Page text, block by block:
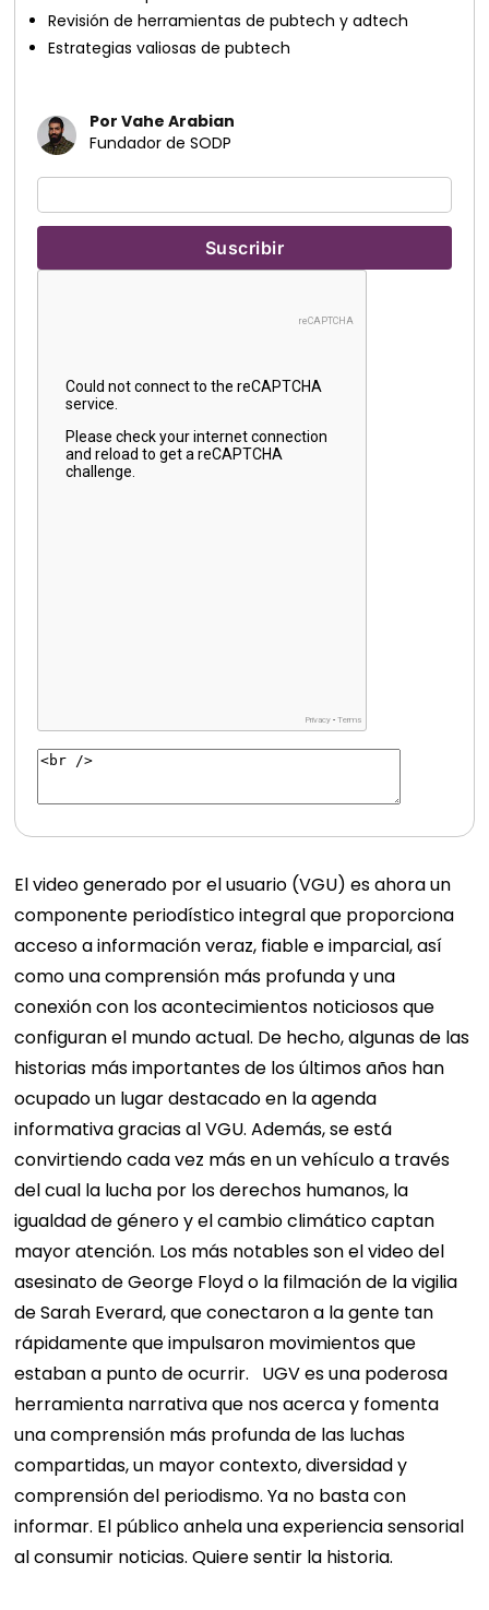
Revisión de herramientas de pubtech y adtech
Estrategias valiosas de pubtech
Por Vahe Arabian
Fundador de SODP
El video generado por el usuario (VGU) es ahora un
componente periodístico integral que proporciona
acceso a información veraz, fiable e imparcial, así
como una comprensión más profunda y una
conexión con los acontecimientos noticiosos que
configuran el mundo actual. De hecho, algunas de las
historias más importantes de los últimos años han
ocupado un lugar destacado en la agenda
informativa gracias al VGU. Además, se está
convirtiendo cada vez más en un vehículo a través
del cual la lucha por los derechos humanos, la
igualdad de género y el cambio climático captan
mayor atención. Los más notables son el video del
asesinato de George Floyd o la filmación de la vigilia
de Sarah Everard, que conectaron a la gente tan
rápidamente que impulsaron movimientos que
estaban a punto de ocurrir.
UGV es una poderosa
herramienta narrativa que nos acerca y fomenta
una comprensión más profunda de las luchas
compartidas, un mayor contexto, diversidad y
comprensión del periodismo. Ya no basta con
informar. El público anhela una experiencia sensorial
al consumir noticias. Quiere sentir la historia.